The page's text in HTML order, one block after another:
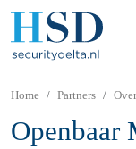
Home Partners
Openbaar